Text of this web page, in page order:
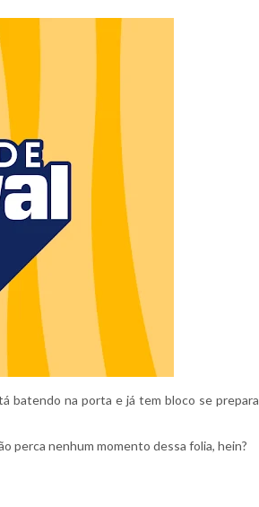
batendo na porta e já tem bloco se
perca nenhum momento dessa folia, hein?